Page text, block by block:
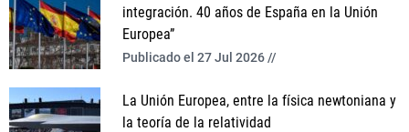
integración. 40 años de España en la Unión
Europea”
Publicado el 27 Jul 2026 //
La Unión Europea, entre la física newtoniana y
la teoría de la relatividad